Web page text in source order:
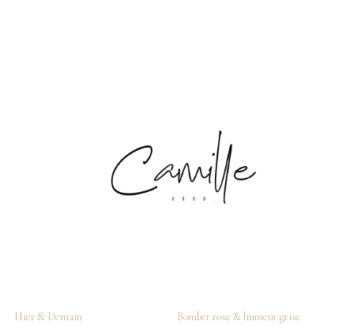
Hier & Demain
Bomber rose & humeur grise